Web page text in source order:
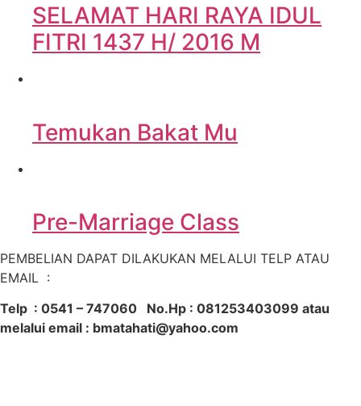
SELAMAT HARI RAYA IDUL
FITRI 1437 H/ 2016 M
Temukan Bakat Mu
Pre-Marriage Class
PEMBELIAN DAPAT DILAKUKAN MELALUI TELP ATAU
EMAIL :
Telp : 0541 – 747060 No.Hp : 081253403099 atau
melalui email : bmatahati@yahoo.com